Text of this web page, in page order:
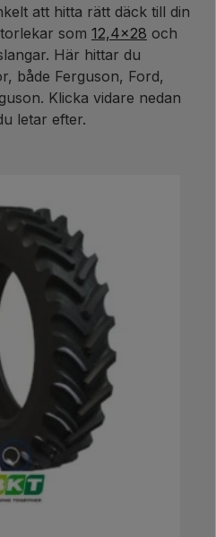
att hitta rätt däck till din
som 12,4x28 och
Här hittar du
både Ferguson, Ford,
Klicka vidare nedan
letar efter.